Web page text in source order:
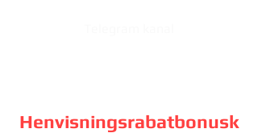
Henvisningsrabatbonusk